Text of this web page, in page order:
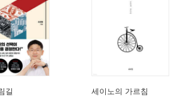
길 세이노의 가르침